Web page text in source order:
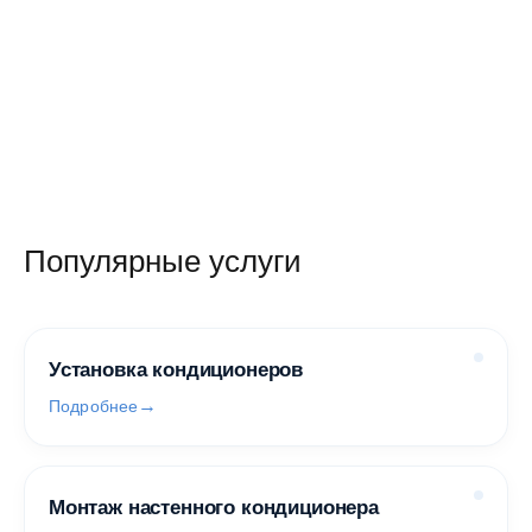
Популярные услуги
Установка кондиционеров
Подробнее
Монтаж настенного кондиционера